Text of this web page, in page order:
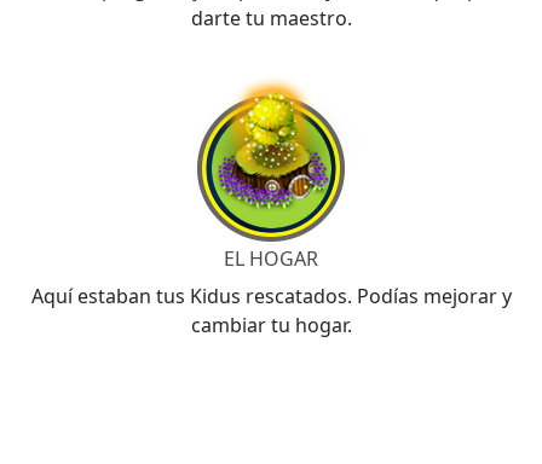
darte tu maestro.
EL HOGAR
Aquí estaban tus Kidus rescatados. Podías mejorar y
cambiar tu hogar.